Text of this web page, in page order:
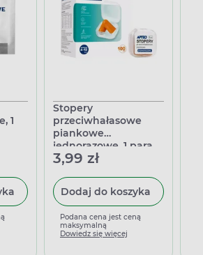
1
Stopery
przeciwhałasowe
piankowe
jednorazowe, 1 para
3,99 zł
Dodaj do koszyka
Podana cena jest ceną
maksymalną
Dowiedz się więcej